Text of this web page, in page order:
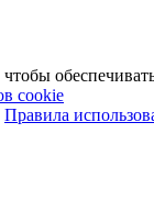
cookie
Правила